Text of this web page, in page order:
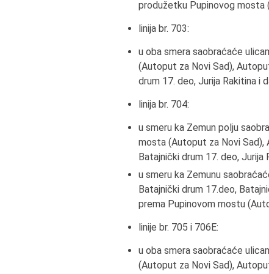
produžetku Pupinovog mosta
linija br. 703:
u oba smera saobraćaće
(Аutoput za Novi Sad),
drum 17. deo, Jurija Rakitina i
linija br. 704:
u smeru ka Zemun polju
mosta (Аutoput za Novi Sad),
Batajnički drum 17. deo, Jurija
u smeru ka Zemunu
Batajnički drum 17.deo,
prema Pupinovom mostu
linije br. 705 i 706E:
u oba smera saobraćaće
(Аutoput za Novi Sad),